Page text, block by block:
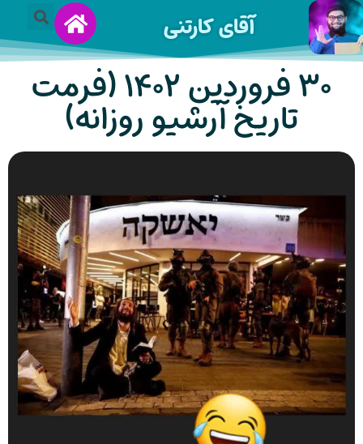
آقای کارتنی
۳۰ فروردین ۱۴۰۲ (فرمت
تاریخ آرشیو روزانه)